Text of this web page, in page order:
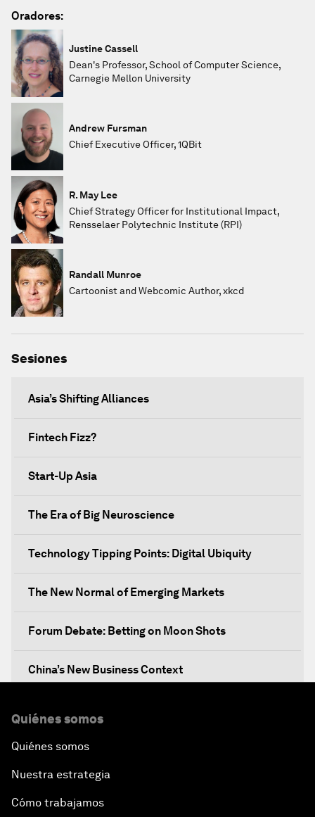
Oradores:
Justine Cassell
Dean's Professor, School of Computer Science,
Carnegie Mellon University
Andrew Fursman
Chief Executive Officer, 1QBit
R. May Lee
Chief Strategy Officer for Institutional Impact,
Rensselaer Polytechnic Institute (RPI)
Randall Munroe
Cartoonist and Webcomic Author, xkcd
Sesiones
Asia’s Shifting Alliances
Fintech Fizz?
Start-Up Asia
The Era of Big Neuroscience
Technology Tipping Points: Digital Ubiquity
The New Normal of Emerging Markets
Forum Debate: Betting on Moon Shots
China’s New Business Context
Agenda
After the Brexit
Quiénes somos
Quiénes somos
Nuestra estrategia
Cómo trabajamos